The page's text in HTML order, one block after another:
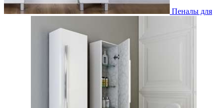
Пеналы для